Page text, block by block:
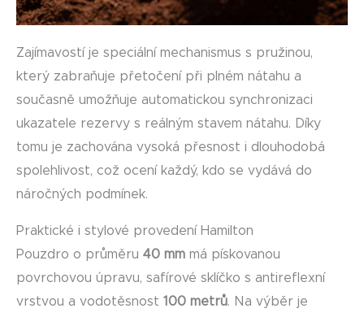
Zajímavostí je speciální mechanismus s pružinou,
který zabraňuje přetočení při plném nátahu a
současně umožňuje automatickou synchronizaci
ukazatele rezervy s reálným stavem nátahu. Díky
tomu je zachována vysoká přesnost i dlouhodobá
spolehlivost, což ocení každý, kdo se vydává do
náročných podmínek.
Praktické i stylové provedení Hamilton
Pouzdro o průměru 40 mm má pískovanou
povrchovou úpravu, safírové sklíčko s antireflexní
vrstvou a vodotěsnost 100 metrů. Na výběr je